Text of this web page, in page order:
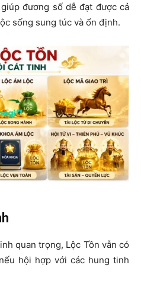
đương số dễ đạt được cả
sống sung túc và ổn định.
quan trọng, Lộc Tồn vẫn có
hội hợp với các hung tinh